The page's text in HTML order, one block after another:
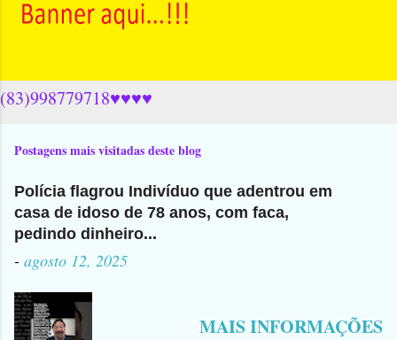
(83)998779718♥♥♥♥
Postagens mais visitadas deste blog
Polícia flagrou Indivíduo que adentrou em
casa de idoso de 78 anos, com faca,
pedindo dinheiro...
- agosto 12, 2025
MAIS INFORMAÇÕES